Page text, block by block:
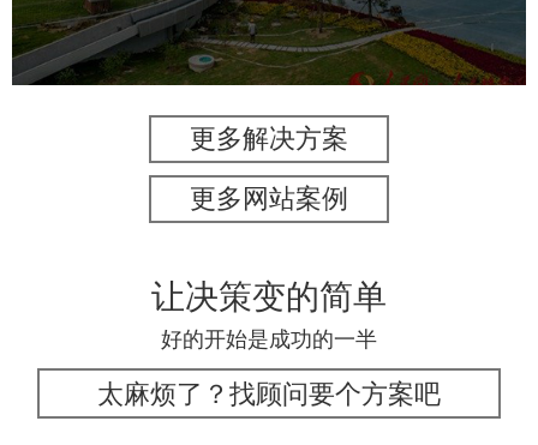
智能照明系统
智能垃圾桶
更多解决方案
更多网站案例
让决策变的简单
好的开始是成功的一半
太麻烦了？找顾问要个方案吧